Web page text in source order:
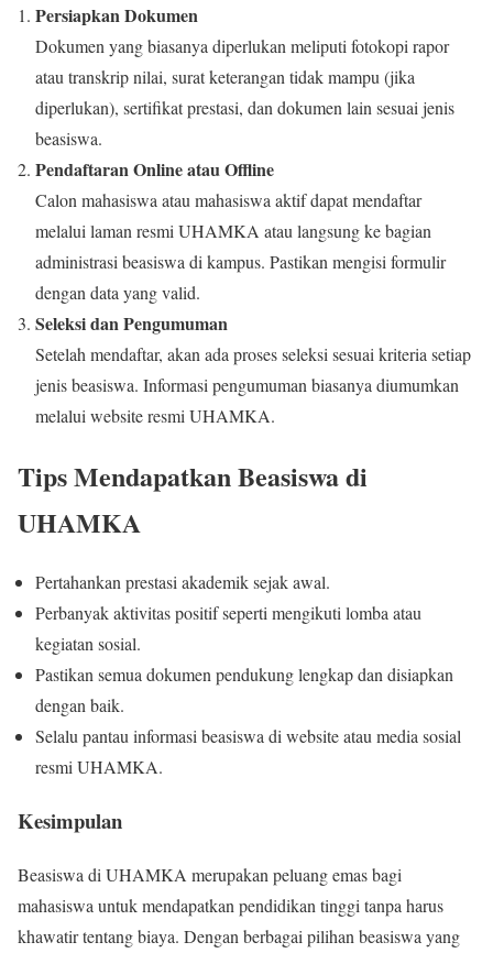
Persiapkan Dokumen
Dokumen yang biasanya diperlukan meliputi fotokopi rapor
atau transkrip nilai, surat keterangan tidak mampu (jika
diperlukan), sertifikat prestasi, dan dokumen lain sesuai jenis
beasiswa.
Pendaftaran Online atau Offline
Calon mahasiswa atau mahasiswa aktif dapat mendaftar
melalui laman resmi UHAMKA atau langsung ke bagian
administrasi beasiswa di kampus. Pastikan mengisi formulir
dengan data yang valid.
Seleksi dan Pengumuman
Setelah mendaftar, akan ada proses seleksi sesuai kriteria setiap
jenis beasiswa. Informasi pengumuman biasanya diumumkan
melalui website resmi UHAMKA.
Tips Mendapatkan Beasiswa di
UHAMKA
Pertahankan prestasi akademik sejak awal.
Perbanyak aktivitas positif seperti mengikuti lomba atau
kegiatan sosial.
Pastikan semua dokumen pendukung lengkap dan disiapkan
dengan baik.
Selalu pantau informasi beasiswa di website atau media sosial
resmi UHAMKA.
Kesimpulan
Beasiswa di UHAMKA merupakan peluang emas bagi
mahasiswa untuk mendapatkan pendidikan tinggi tanpa harus
khawatir tentang biaya. Dengan berbagai pilihan beasiswa yang